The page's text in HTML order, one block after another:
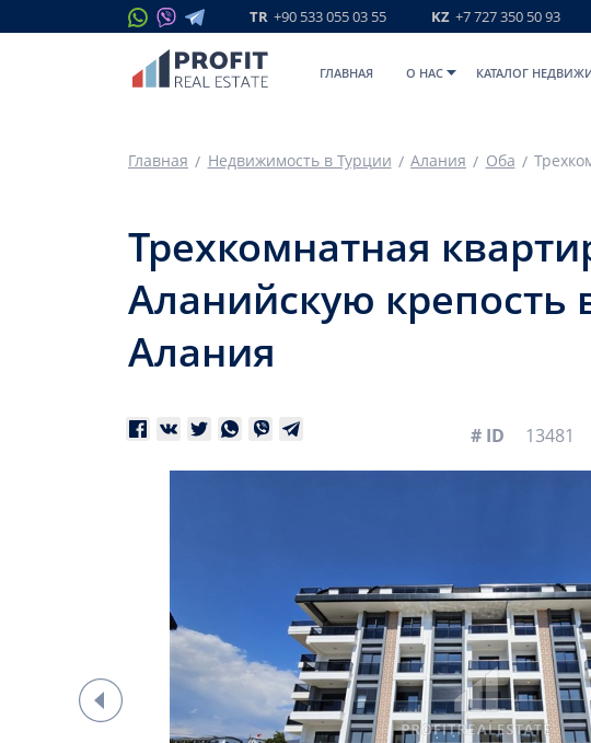
TR +90 533 055 03 55 KZ +7 727 350 50 93
ГЛАВНАЯ O НАС КАТАЛОГ
Главная Недвижимость в Турции Алания Оба
Трехкомнатная
Аланийскую крепость
Алания
# ID 13481